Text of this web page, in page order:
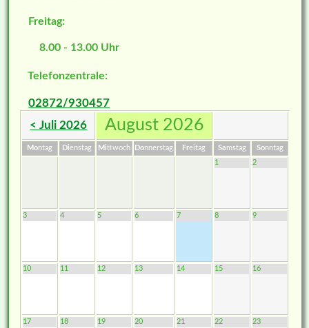
Freitag:
8.00 - 13.00 Uhr
Telefonzentrale:
02872/930457
< Juli 2026 August 2026
Montag Dienstag Mi ttwoch Donnerstag Freitag Samstag Sonntag
1
2
3 4 5 6 7 8 9
10 11 12 13 14 15 16
17 18 19 20 21 22 23